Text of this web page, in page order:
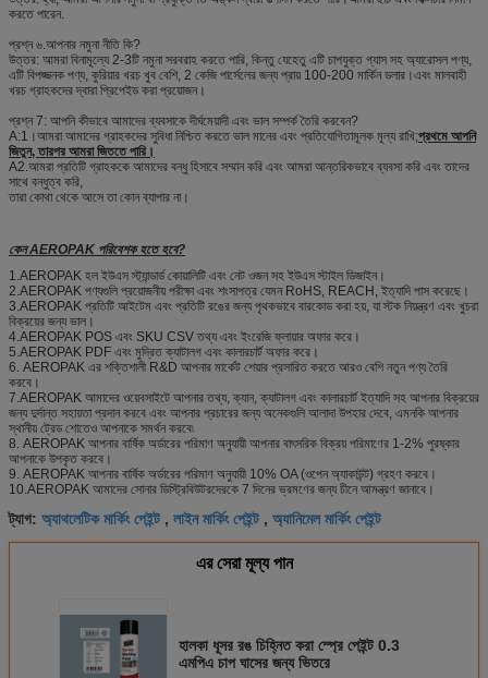
করতে পারেন.
প্রশ্ন ৬.আপনার নমুনা নীতি কি?
উত্তর: আমরা বিনামূল্যে 2-3টি নমুনা সরবরাহ করতে পারি, কিন্তু যেহেতু এটি চাপযুক্ত গ্যাস সহ অ্যারোসল পণ্য,
এটি বিপজ্জনক পণ্য, কুরিয়ার খরচ খুব বেশি, 2 কেজি পার্সেলের জন্য প্রায় 100-200 মার্কিন ডলার।এবং মালবাহী
খরচ গ্রাহকদের দ্বারা প্রিপেইড করা প্রয়োজন।
প্রশ্ন 7: আপনি কীভাবে আমাদের ব্যবসাকে দীর্ঘমেয়াদী এবং ভাল সম্পর্ক তৈরি করবেন?
A:1।আমরা আমাদের গ্রাহকদের সুবিধা নিশ্চিত করতে ভাল মানের এবং প্রতিযোগিতামূলক মূল্য রাখি;প্রথমে আপনি
জিতুন, তারপর আমরা জিততে পারি।
A2.আমরা প্রতিটি গ্রাহককে আমাদের বন্ধু হিসাবে সম্মান করি এবং আমরা আন্তরিকভাবে ব্যবসা করি এবং তাদের
সাথে বন্ধুত্ব করি,
তারা কোথা থেকে আসে তা কোন ব্যাপার না।
কেন AEROPAK পরিবেশক হতে হবে?
1.AEROPAK হল ইউএস স্ট্যান্ডার্ড কোয়ালিটি এবং নেট ওজন সহ ইউএস স্টাইল ডিজাইন।
2.AEROPAK পণ্যগুলি প্রয়োজনীয় পরীক্ষা এবং শংসাপত্র যেমন RoHS, REACH, ইত্যাদি পাস করেছে।
3.AEROPAK প্রতিটি আইটেম এবং প্রতিটি রঙের জন্য পৃথকভাবে বারকোড করা হয়, যা স্টক নিয়ন্ত্রণ এবং খুচরা
বিক্রয়ের জন্য ভাল।
4.AEROPAK POS এবং SKU CSV তথ্য এবং ইংরেজি ফ্লায়ার অফার করে।
5.AEROPAK PDF এবং মুদ্রিত ক্যাটালগ এবং কালারচার্ট অফার করে।
6. AEROPAK এর শক্তিশালী R&D আপনার মার্কেট শেয়ার প্রসারিত করতে আরও বেশি নতুন পণ্য তৈরি
করবে।
7.AEROPAK আমাদের ওয়েবসাইটে আপনার তথ্য, ক্যান, ক্যাটালগ এবং কালারচার্ট ইত্যাদি সহ আপনার বিক্রয়ের
জন্য দুর্দান্ত সহায়তা প্রদান করবে এবং আপনার প্রচারের জন্য অনেকগুলি আলাদা উপহার দেবে, এমনকি আপনার
স্থানীয় ট্রেড শোতেও আপনাকে সমর্থন করবে৷
8. AEROPAK আপনার বার্ষিক অর্ডারের পরিমাণ অনুযায়ী আপনার বাৎসরিক বিক্রয় পরিমাণের 1-2% পুরষ্কার
আপনাকে উপকৃত করবে।
9. AEROPAK আপনার বার্ষিক অর্ডারের পরিমাণ অনুযায়ী 10% OA (ওপেন অ্যাকাউন্ট) গ্রহণ করবে।
10.AEROPAK আমাদের সোনার ডিস্ট্রিবিউটরদেরকে 7 দিনের ভ্রমণের জন্য চীনে আমন্ত্রণ জানাবে।
ট্যাগ: অ্যাথলেটিক মার্কিং পেইন্ট , লাইন মার্কিং পেইন্ট , অ্যানিমেল মার্কিং পেইন্ট
এর সেরা মূল্য পান
হালকা ধূসর রঙ চিহ্নিত করা স্প্রে পেইন্ট 0.3
এমপিএ চাপ ঘাসের জন্য ভিতরে